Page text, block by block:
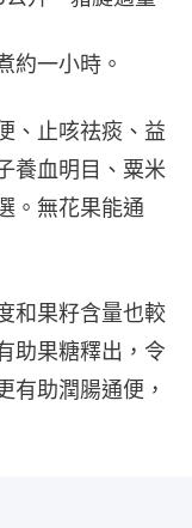
約一小時。
、止咳祛痰、益
養血明目、粟米
。無花果能通
和果籽含量也較
助果糖釋出，令
有助潤腸通便，